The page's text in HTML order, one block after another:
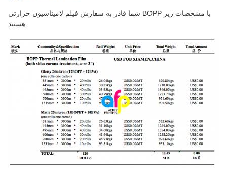
شما قادر به سفارش فیلم لامیناسیون حرارتی BOPP با مشخصات زیر
هستید: